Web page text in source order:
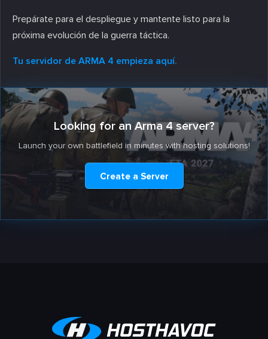
Prepárate para el despliegue y mantente listo para la
próxima evolución de la guerra táctica.
Tu servidor de ARMA 4 empieza aquí.
Looking for an Arma 4 server?
Launch your own battlefield in minutes with hosting solutions!
Create a Server